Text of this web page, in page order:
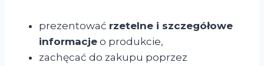
prezentować rzetelne i szczegółowe
informacje o produkcie,
zachęcać do zakupu poprzez